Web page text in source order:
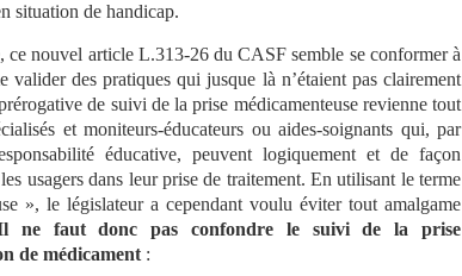
situation de handicap.
ce nouvel article L.313-26 du CASF semble se conformer à
valider des pratiques qui jusque là n’étaient pas clairement
de suivi de la prise médicamenteuse revienne tout
et moniteurs-éducateurs ou aides-soignants qui, par
éducative, peuvent logiquement et de façon
usagers dans leur prise de traitement. En utilisant le terme
», le législateur a cependant voulu éviter tout amalgame
ne faut donc pas confondre le suivi de la prise
de médicament :